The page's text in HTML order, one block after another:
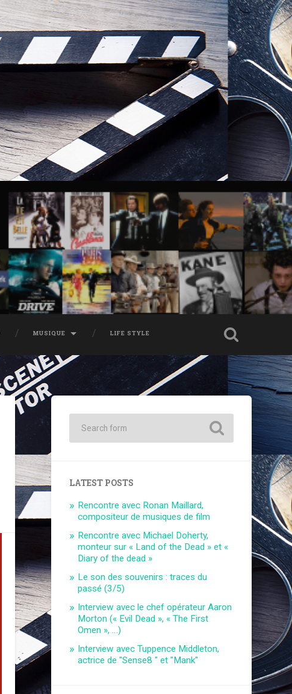
MUSIQUE LIFE STYLE
LATEST POSTS
Rencontre avec Ronan Maillard,
compositeur de musiques de film
Rencontre avec Michael Doherty,
monteur sur « Land of the Dead » et «
Diary of the dead »
Le son des souvenirs : traces du
passé (3/5)
Interview avec le chef opérateur Aaron
Morton (« Evil Dead », « The First
Omen », …)
Interview avec Tuppence Middleton,
actrice de "Sense8 " et "Mank"